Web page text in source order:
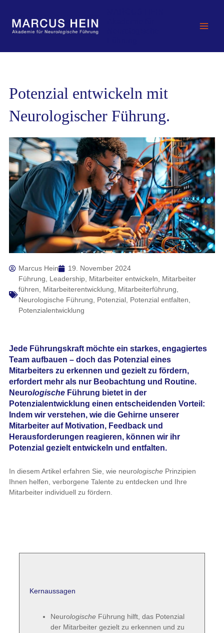
springen
Potenzial entwickeln mit
Neurologischer Führung.
Marcus Hein
19. November 2024
Führung
Leadership, Mitarbeiter entwickeln
Mitarbeiter
führen
Mitarbeiterentwicklung Mitarbeiterführung
Neurologische Führung
Potenzial, Potenzial entfalten
Potenzialentwicklung
Jede Führungskraft möchte ein starkes, engagiertes
Team aufbauen – doch das Potenzial eines
Mitarbeiters zu erkennen und gezielt zu fördern,
erfordert mehr als nur Beobachtung und Routine.
NeurologischeFührung bietet in der
Potenzialentwicklung einen entscheidenden Vorteil:
Indem wir verstehen, wie die Gehirne unserer
Mitarbeiter auf Motivation, Feedback und
Herausforderungen reagieren, können wir ihr
Potenzial gezielt entwickeln und entfalten.
In diesem Artikel erfahren Sie, wie neurologischePrinzipien
Ihnen helfen, verborgene Talente zu entdecken und Ihre
Mitarbeiter individuell zu fördern.
Kernaussagen
Neurologische Führung hilft, das Potenzial
der Mitarbeiter gezielt zu erkennen und zu